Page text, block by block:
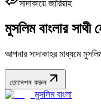
সাদাকায়ে জারিয়াহ
মুসলিম বাংলার সাথী
আপনার সাদাকাহর মাধ্যমে
ডোনেশন করুন
মুসলিম বাংলা